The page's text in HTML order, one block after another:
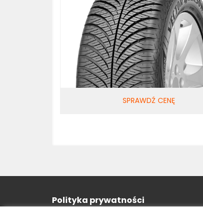
SPRAWDŹ CENĘ
Polityka prywatności